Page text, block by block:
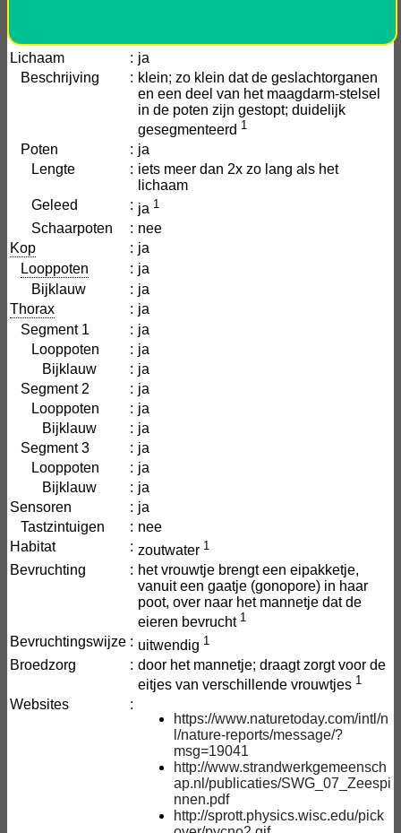
Lichaam : ja
Beschrijving
: klein; zo klein dat de geslachtorganen
en een deel van het maagdarm-stelsel
in de poten zijn gestopt; duidelijk
gesegmenteerd 1
Poten : ja
Lengte
: iets meer dan 2x zo lang als het
lichaam
Geleed
: ja 1
Schaarpoten : nee
Kop
: ja
Looppoten
: ja
Bijklauw
: ja
Thorax
: ja
Segment 1
: ja
Looppoten
: ja
Bijklauw
: ja
Segment 2
: ja
Looppoten
: ja
Bijklauw
: ja
Segment 3
: ja
Looppoten
: ja
Bijklauw
: ja
Sensoren
: ja
Tastzintuigen
: nee
Habitat
: zoutwater 1
Bevruchting : het vrouwtje brengt een eipakketje,
vanuit een gaatje (gonopore) in haar
poot, over naar het mannetje dat de
eieren bevrucht 1
Bevruchtingswijze : uitwendig 1
Broedzorg : door het mannetje; draagt zorgt voor de
eitjes van verschillende vrouwtjes 1
Websites
:
https://www.naturetoday.com/intl/n
l/nature-reports/message/?
msg=19041
http://www.strandwerkgemeensch
ap.nl/publicaties/SWG_07_Zeespi
nnen.pdf
http://sprott.physics.wisc.edu/pick